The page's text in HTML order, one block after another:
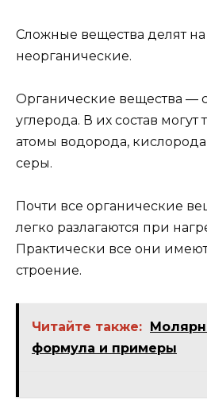
Сложные вещества делят
неорганические.
Органические вещества —
углерода. В их состав могут
атомы водорода,
серы.
Почти все органические
легко разлагаются при
Практически все они
строение.
Читайте также:
формула и примеры